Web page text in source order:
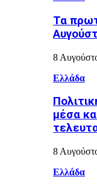
Τα
8
Ελλάδα
μέσα
8
Ελλάδα